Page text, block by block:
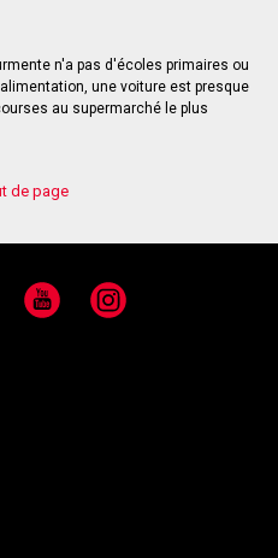
n'a pas d'écoles primaires ou
une voiture est presque
au supermarché le plus
de page
YouTube Instagram